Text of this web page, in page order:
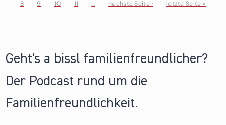
Seiten
8
9 10 11 … nächste Seite › letzte Seite »
Geht's a bissl familienfreundlicher?
Der Podcast rund um die
Familienfreundlichkeit.